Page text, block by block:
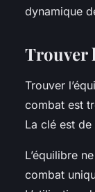
dynamique
Trouver
Trouver
combat est
La clé est
L’équilibre
combat